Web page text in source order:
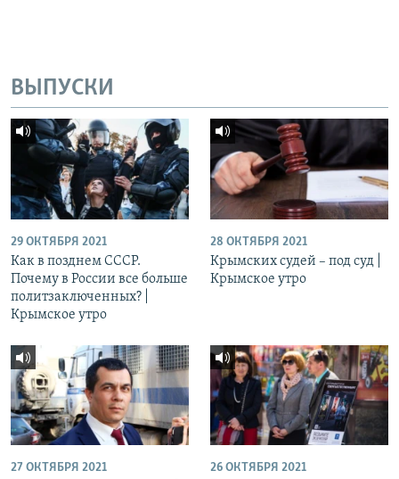
ВЫПУСКИ
29 ОКТЯБРЯ 2021
Как в позднем СССР.
Почему в России все больше
политзаключенных? |
Крымское утро
28 ОКТЯБРЯ 2021
Крымских судей – под суд |
Крымское утро
27 ОКТЯБРЯ 2021 26 ОКТЯБРЯ 2021